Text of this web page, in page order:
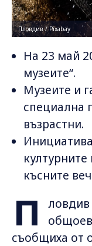
Пловдив / Pixabay
На 23 май
музеите“.
Музеите и
специална
възрастни.
късните
П
съобщиха от